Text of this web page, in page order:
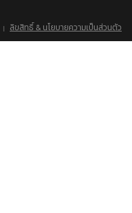
| ลิขสิทธิ์ & นโยบายความเป็นส่วนตัว